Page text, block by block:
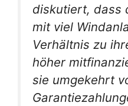
diskutiert, dass
mit viel
Verhältnis zu
höher
sie umgekehrt